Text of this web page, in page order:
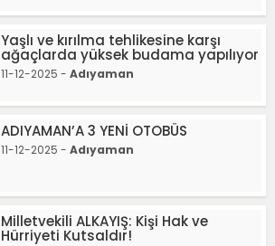
Yaşlı ve kırılma tehlikesine karşı
ağaçlarda yüksek budama yapılıyor
11-12-2025 - Adıyaman
ADIYAMAN’A 3 YENİ OTOBÜS
11-12-2025 - Adıyaman
Milletvekili ALKAYIŞ: Kişi Hak ve
Hürriyeti Kutsaldır!